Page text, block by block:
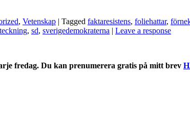
, Vetenskap | Tagged faktaresistens, foliehattar,
, sd, sverigedemokraterna | Leave a response
fredag. Du kan prenumerera gratis på mitt brev